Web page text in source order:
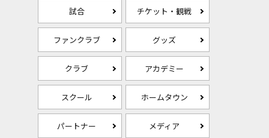
試合 チケット・観戦
ファンクラブ グッズ
クラブ アカデミー
スクール ホームタウン
パートナー メディア